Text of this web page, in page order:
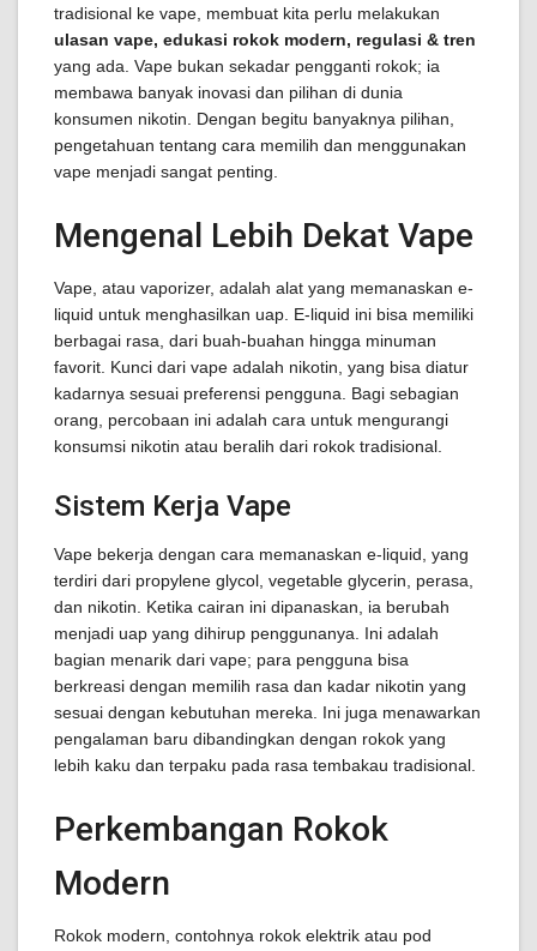
tradisional ke vape, membuat kita perlu melakukan
ulasan vape, edukasi rokok modern, regulasi & tren
yang ada. Vape bukan sekadar pengganti rokok; ia
membawa banyak inovasi dan pilihan di dunia
konsumen nikotin. Dengan begitu banyaknya pilihan,
pengetahuan tentang cara memilih dan menggunakan
vape menjadi sangat penting.
Mengenal Lebih Dekat Vape
Vape, atau vaporizer, adalah alat yang memanaskan e-
liquid untuk menghasilkan uap. E-liquid ini bisa memiliki
berbagai rasa, dari buah-buahan hingga minuman
favorit. Kunci dari vape adalah nikotin, yang bisa diatur
kadarnya sesuai preferensi pengguna. Bagi sebagian
orang, percobaan ini adalah cara untuk mengurangi
konsumsi nikotin atau beralih dari rokok tradisional.
Sistem Kerja Vape
Vape bekerja dengan cara memanaskan e-liquid, yang
terdiri dari propylene glycol, vegetable glycerin, perasa,
dan nikotin. Ketika cairan ini dipanaskan, ia berubah
menjadi uap yang dihirup penggunanya. Ini adalah
bagian menarik dari vape; para pengguna bisa
berkreasi dengan memilih rasa dan kadar nikotin yang
sesuai dengan kebutuhan mereka. Ini juga menawarkan
pengalaman baru dibandingkan dengan rokok yang
lebih kaku dan terpaku pada rasa tembakau tradisional.
Perkembangan Rokok
Modern
Rokok modern, contohnya rokok elektrik atau pod